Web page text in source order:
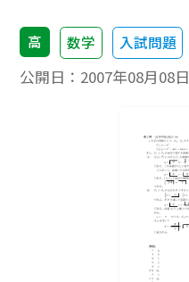
高 数学 入試問題
公開日： 2007年08月08日